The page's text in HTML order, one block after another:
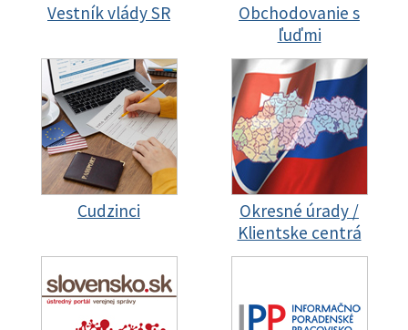
Vestník vlády SR
Obchodovanie s
ľuďmi
Cudzinci
Okresné úrady /
Klientske centrá